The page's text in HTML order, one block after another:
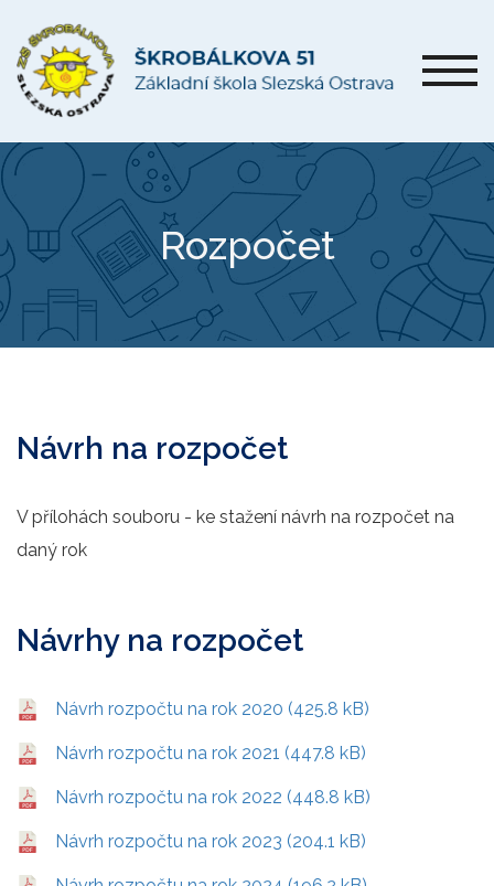
Rozpočet
Návrh na rozpočet
V přílohách souboru - ke stažení návrh na rozpočet na
daný rok
Návrhy na rozpočet
Návrh rozpočtu na rok 2020 (425.8 kB)
Návrh rozpočtu na rok 2021 (447.8 kB)
Návrh rozpočtu na rok 2022 (448.8 kB)
Návrh rozpočtu na rok 2023 (204.1 kB)